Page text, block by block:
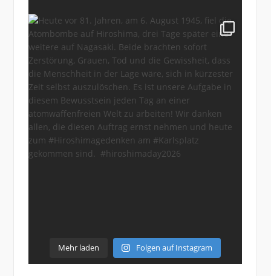
Mehr laden Folgen auf Instagram